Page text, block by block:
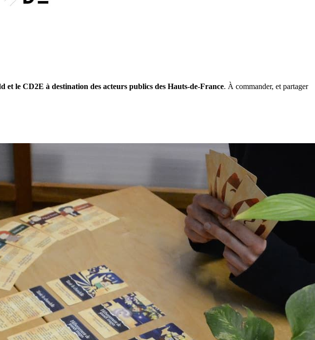
et le CD2E à destination des acteurs publics des Hauts-de-France. À commander, et partager